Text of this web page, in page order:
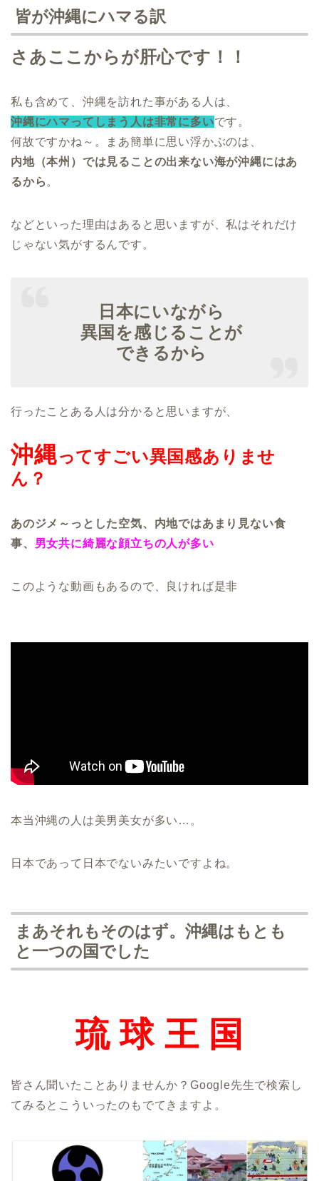
皆が沖縄にハマる訳
さあここからが肝心です！！
私も含めて、沖縄を訪れた事がある人は、
沖縄にハマってしまう人は非常に多いです。
何故ですかね～。まあ簡単に思い浮かぶのは、
内地（本州）では見ることの出来ない海が沖縄にはあ
るから 。
などといった理由はあると思いますが、私はそれだけ
じゃない気がするんです。
日本にいながら
異国を感じることが
できるから
行ったことある人は分かると思いますが、
沖縄ってすごい異国感ありませ
ん？
あのジメ～っとした空気、内地ではあまり見ない食
事、 男女共に綺麗な顔立ちの人が多い
このような動画もあるので、良ければ是非
本当沖縄の人は美男美女が多い…。
日本であって日本でないみたいですよね。
まあそれもそのはず。沖縄はもとも
と一つの国でした
琉 球 王 国
皆さん聞いたことありませんか？Google先生で検索し
てみるとこういったのもでてきますよ。